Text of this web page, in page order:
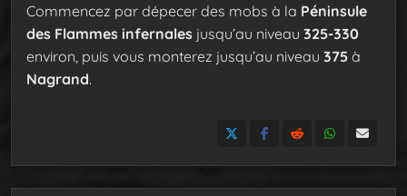
Commencez par dépecer des mobs à la Péninsule
des Flammes infernales jusqu’au niveau 325-330
environ, puis vous monterez jusqu’au niveau 375 à
Nagrand.